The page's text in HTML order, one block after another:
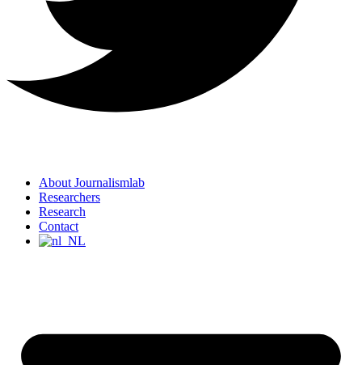
About Journalismlab
Researchers
Research
Contact